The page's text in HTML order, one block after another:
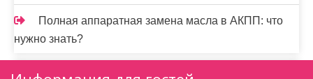
Полная аппаратная замена масла в АКПП: что
нужно знать?